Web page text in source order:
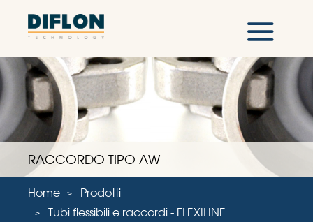
RACCORDO TIPO AW
Home
Prodotti
Tubi flessibili e raccordi - FLEXILINE